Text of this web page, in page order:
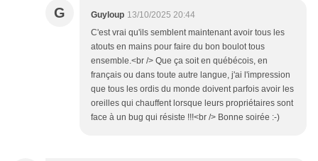
G Guyloup 13/10/2025 20:44
C'est vrai qu'ils semblent maintenant avoir tous les
atouts en mains pour faire du bon boulot tous
ensemble.<br /> Que ça soit en québécois, en
français ou dans toute autre langue, j'ai l'impression
que tous les ordis du monde doivent parfois avoir les
oreilles qui chauffent lorsque leurs propriétaires sont
face à un bug qui résiste !!!<br /> Bonne soirée :-)